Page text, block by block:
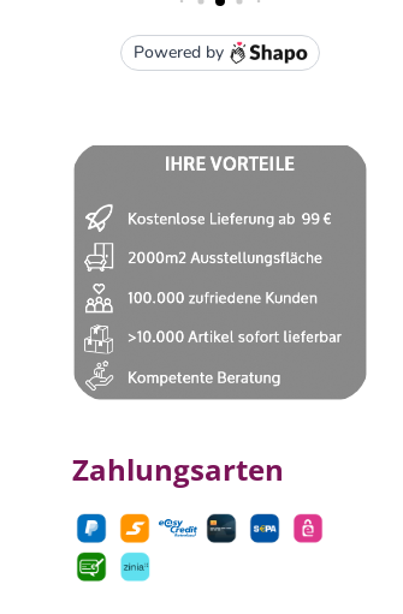
Zahlungsarten
- Universal einsetzbar für jeden
- Aus 4 mm massivem Edelstahl von
Hand gefertigt
- 5 cm hoher Rand
- Zentraler Fettablauf mittig